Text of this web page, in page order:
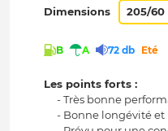
Dimensions 205/60
B A 72 db Eté
Les points forts :
- Très bonne
- Bonne longévité et